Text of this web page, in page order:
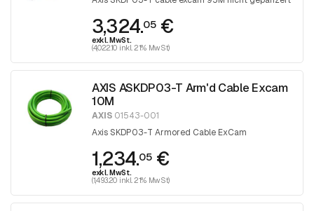
3,324.05€
exkl. MwSt.
(4,022.10 inkl. 21% MwSt)
AXIS ASKDP03-T Arm'd Cable Excam
10M
AXIS 01543-001
Axis SKDP03-T Armored Cable ExCam
1,234.05€
exkl. MwSt.
(1,493.20 inkl. 21% MwSt)